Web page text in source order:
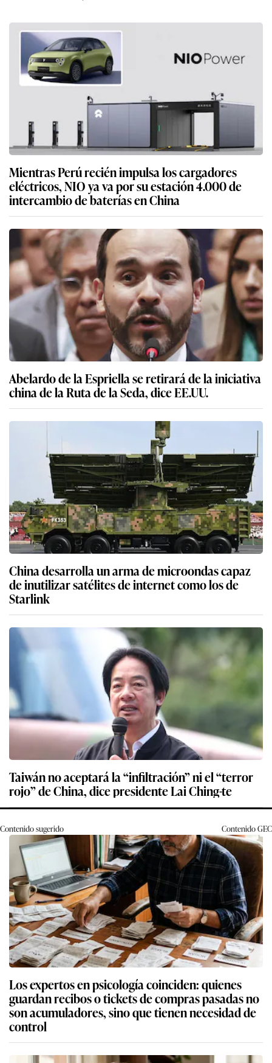
Mientras Perú recién impulsa los cargadores
eléctricos, NIO ya va por su estación 4.000 de
intercambio de baterías en China
Abelardo de la Espriella se retirará de la iniciativa
china de la Ruta de la Seda, dice EE.UU.
China desarrolla un arma de microondas capaz
de inutilizar satélites de internet como los de
Starlink
Taiwán no aceptará la “infiltración” ni el “terror
rojo” de China, dice presidente Lai Ching-te
Contenido sugerido ContenidoGEC
Los expertos en psicología coinciden: quienes
guardan recibos o tickets de compras pasadas no
son acumuladores, sino que tienen necesidad de
control